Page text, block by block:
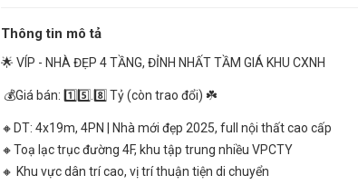
Thông tin mô tả
🌟 VÍP - NHÀ ĐẸP 4 TẦNG, ĐỈNH NHẤT TẦM GIÁ KHU CXNH
💰Giá bán: 1️⃣5️⃣.8️⃣ Tỷ (còn trao đổi) ☘️
🔸DT: 4x19m, 4PN | Nhà mới đẹp 2025, full nội thất cao cấp
🔸Toạ lạc trục đường 4F, khu tập trung nhiều VPCTY
🔸 Khu vực dân trí cao, vị trí thuận tiện di chuyển